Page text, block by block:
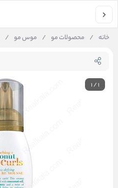
خانه / محصولات مو / موس مو /
1/1